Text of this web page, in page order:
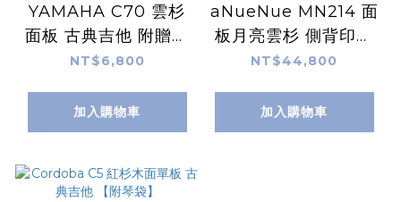
YAMAHA C70 雲杉
面板 古典吉他 附贈原
廠琴袋
NT$6,800
加入購物車
aNueNue MN214 面
板月亮雲杉 側背印度
玫瑰木 36吋 全單板古
NT$44,800
加入購物車